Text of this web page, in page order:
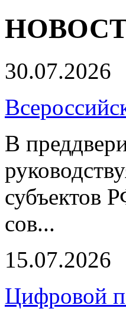
30.07.2026
В
субъектов
сов...
15.07.2026
Цифровой